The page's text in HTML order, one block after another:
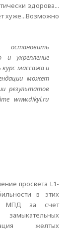
здорова...
хуже...Возможно
и укрепление
массажа и
может
результатов
www.dikyl.ru
просвета L1-
в этих
МПД за счет
желтых